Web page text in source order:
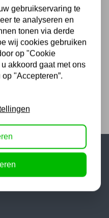
? Bel ons +31
Rijssen !
sinds 1992 !
gebruikservaring te
te analyseren en
tonen via derde
wij cookies gebruiken
op "Cookie
akkoord gaat met ons
"Accepteren”.